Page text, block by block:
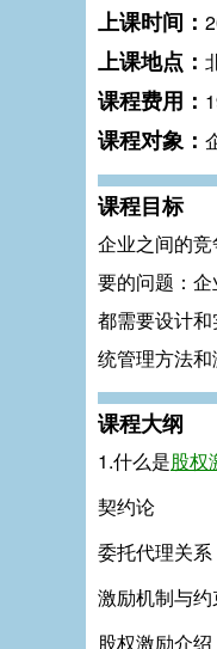
上课时间：
上课地点：
课程费用：
课程对象：
课程目标
企业之间的
要的问题：
都需要设计
统管理方法和
课程大纲
1.什么是股权
契约论
委托代理关系
激励机制与
股权激励介绍